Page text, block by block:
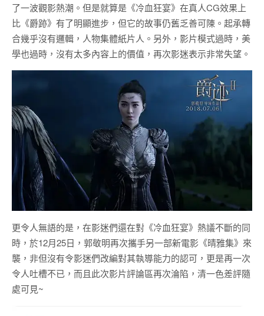
了一波觀影熱潮。但是就算是《冷血狂宴》在真人CG效果上
比《爵跡》有了明顯進步，但它的故事仍舊乏善可陳。起承轉
合幾乎沒有邏輯，人物集體紙片人。另外，影片模式過時，美
學也過時，沒有太多內容上的價值，再次影迷表示非常失望。
更令人無語的是，在影迷們還在對《冷血狂宴》熱議不斷的同
時，於12月25日，郭敬明再次攜手另一部新電影《晴雅集》來
襲，非但沒有令影迷們改編對其執導能力的認可，更是再一次
令人吐槽不已，而且此次影片評論區再次淪陷，清一色差評隨
處可見~